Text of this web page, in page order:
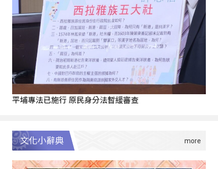
平埔專法已施行 原民身分法暫緩審查
文化小辭典